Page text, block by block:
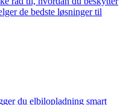
de bedste løsninger til
du elbilopladning smart